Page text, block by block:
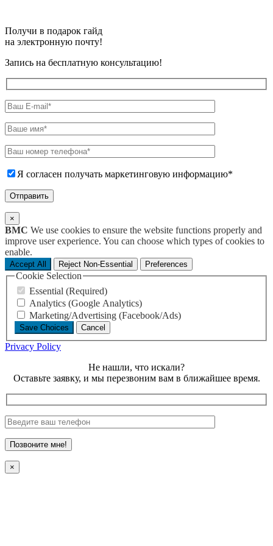
Получи в подарок гайд
на электронную почту!
Запись на бесплатную консультацию!
Я согласен получать маркетинговую информацию*
×
BMC We use cookies to ensure the website functions properly and
improve user experience. You can choose which types of cookies to
enable.
Accept All Reject Non-Essential Preferences
Cookie Selection
Essential (Required)
Analytics (Google Analytics)
Marketing/Advertising (Facebook/Ads)
Save Choices Cancel
Privacy Policy
Не нашли, что искали?
Оставьте заявку, и мы перезвоним вам в ближайшее время.
×